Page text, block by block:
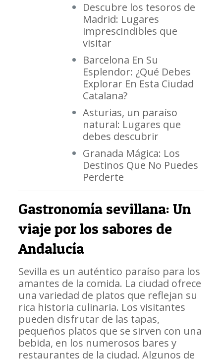
Descubre los tesoros de
Madrid: Lugares
imprescindibles que
visitar
Barcelona En Su
Esplendor: ¿Qué Debes
Explorar En Esta Ciudad
Catalana?
Asturias, un paraíso
natural: Lugares que
debes descubrir
Granada Mágica: Los
Destinos Que No Puedes
Perderte
Gastronomía sevillana: Un
viaje por los sabores de
Andalucía
Sevilla es un auténtico paraíso para los
amantes de la comida. La ciudad ofrece
una variedad de platos que reflejan su
rica historia culinaria. Los visitantes
pueden disfrutar de las tapas,
pequeños platos que se sirven con una
bebida, en los numerosos bares y
restaurantes de la ciudad. Algunos de